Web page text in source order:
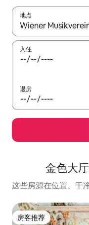
地点
如有搜索结果，请使
入住
退房
金色大
这些房源在位置、干
房客推荐
房客推荐